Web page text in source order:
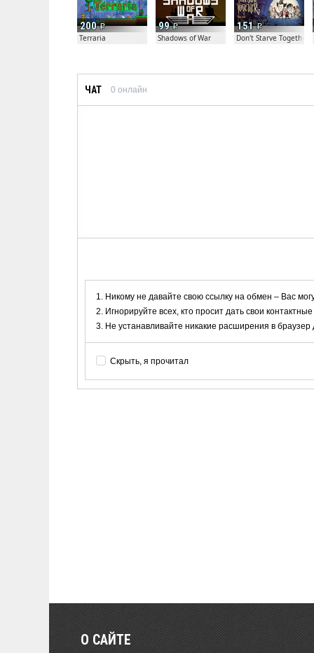
200
Terraria
99
Shadows of War
151
Don't Starve Together
ЧАТ 0 онлайн
Никому не давайте свою ссылку на обмен – Вас
Игнорируйте всех, кто просит дать свои
Не устанавливайте никакие расширения в
Скрыть, я прочитал
О САЙТЕ